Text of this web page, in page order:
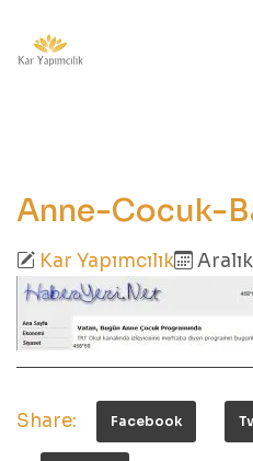
Anne-Cocuk-
Kar Yapımcılık
Share: Facebook